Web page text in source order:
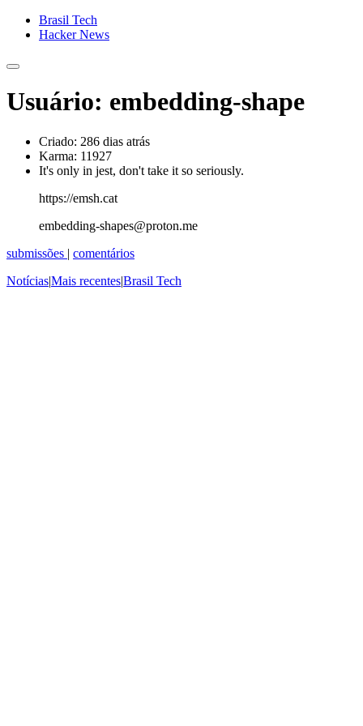
Brasil Tech
Hacker News
Usuário: embedding-shape
Criado: 286 dias atrás
Karma: 11927
It's only in jest, don't take it so seriously.
https://emsh.cat
embedding-shapes@proton.me
submissões | comentários
Notícias|Mais recentes|Brasil Tech